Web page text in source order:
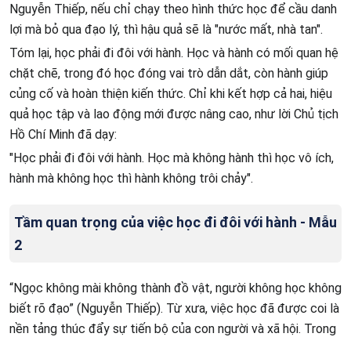
Nguyễn Thiếp, nếu chỉ chạy theo hình thức học để cầu danh
lợi mà bỏ qua đạo lý, thì hậu quả sẽ là "nước mất, nhà tan".
Tóm lại, học phải đi đôi với hành. Học và hành có mối quan hệ
chặt chẽ, trong đó học đóng vai trò dẫn dắt, còn hành giúp
củng cố và hoàn thiện kiến thức. Chỉ khi kết hợp cả hai, hiệu
quả học tập và lao động mới được nâng cao, như lời Chủ tịch
Hồ Chí Minh đã dạy:
"Học phải đi đôi với hành. Học mà không hành thì học vô ích,
hành mà không học thì hành không trôi chảy".
Tầm quan trọng của việc học đi đôi với hành - Mẫu
2
“Ngọc không mài không thành đồ vật, người không học không
biết rõ đạo” (Nguyễn Thiếp). Từ xưa, việc học đã được coi là
nền tảng thúc đẩy sự tiến bộ của con người và xã hội. Trong